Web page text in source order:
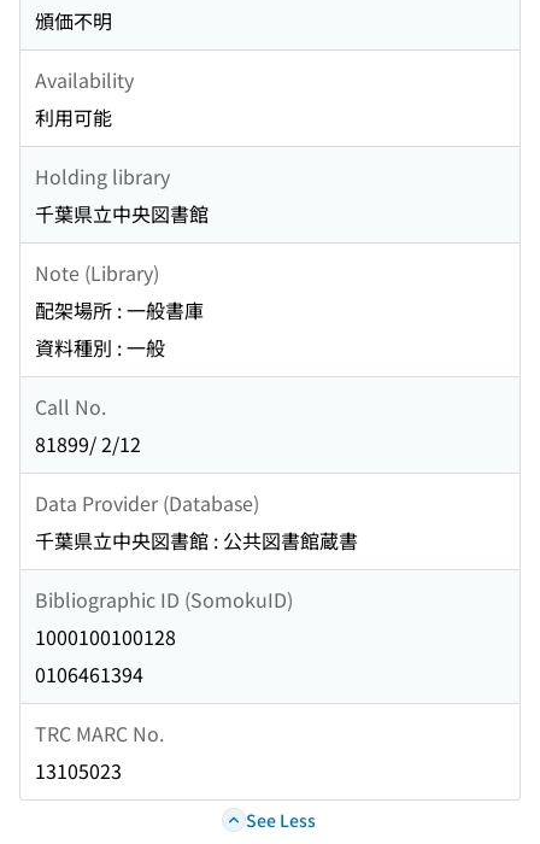
頒価不明
Availability
利用可能
Holding library
千葉県立中央図書館
Note (Library)
配架場所 : 一般書庫
資料種別 : 一般
Call No.
81899/ 2/12
Data Provider (Database)
千葉県立中央図書館 : 公共図書館蔵書
Bibliographic ID (SomokuID)
1000100100128
0106461394
TRC MARC No.
13105023
See Less